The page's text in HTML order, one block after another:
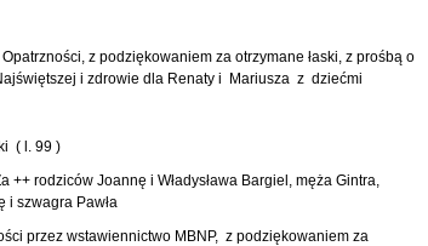
z podziękowaniem za otrzymane łaski, z prośbą o
i zdrowie dla Renaty i Mariusza z dziećmi
( l. 99 )
++ rodziców Joannę i Władysława Bargiel, męża Gintra,
i szwagra Pawła
przez wstawiennictwo MBNP, z podziękowaniem za